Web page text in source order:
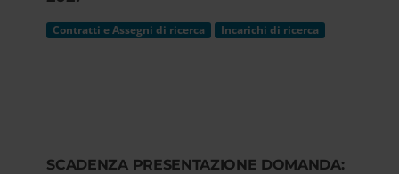
Contratti e Assegni di ricerca Incarichi di ricerca
SCADENZA PRESENTAZIONE DOMANDA: